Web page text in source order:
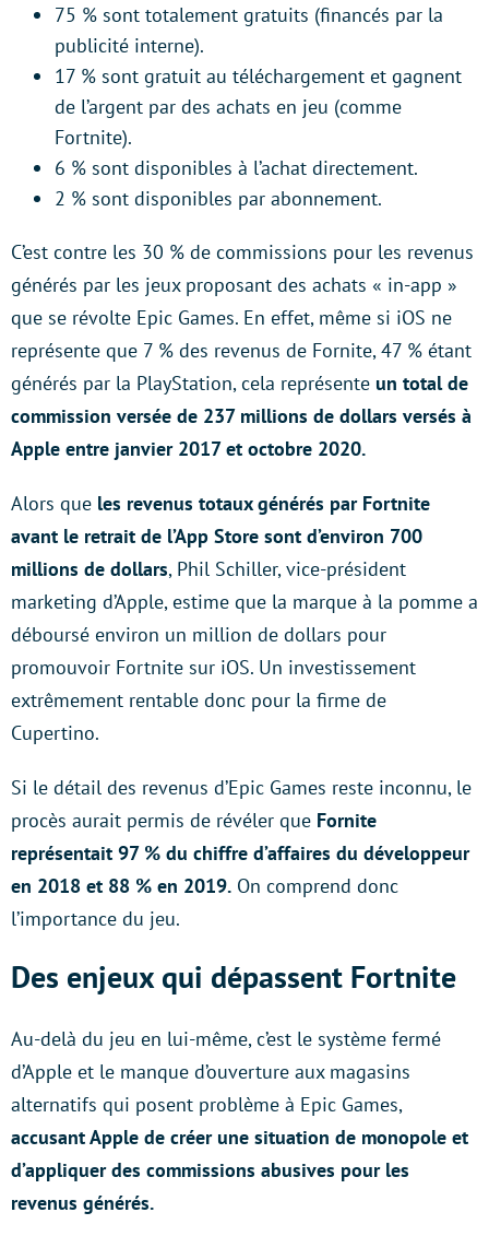
75 % sont totalement gratuits (financés par la
publicité interne).
17 % sont gratuit au téléchargement et gagnent
de l’argent par des achats en jeu (comme
Fortnite).
6 % sont disponibles à l’achat directement.
2 % sont disponibles par abonnement.
C’est contre les 30 % de commissions pour les revenus
générés par les jeux proposant des achats « in-app »
que se révolte Epic Games. En effet, même si iOS ne
représente que 7 % des revenus de Fornite, 47 % étant
générés par la PlayStation, cela représente un total de
commission versée de 237 millions de dollars versés à
Apple entre janvier 2017 et octobre 2020.
Alors que les revenus totaux générés par Fortnite
avant le retrait de l’App Store sont d’environ 700
millions de dollars, Phil Schiller, vice-président
marketing d’Apple, estime que la marque à la pomme a
déboursé environ un million de dollars pour
promouvoir Fortnite sur iOS. Un investissement
extrêmement rentable donc pour la firme de
Cupertino.
Si le détail des revenus d’Epic Games reste inconnu, le
procès aurait permis de révéler que Fornite
représentait 97 % du chiffre d’affaires du développeur
en 2018 et 88 % en 2019. On comprend donc
l’importance du jeu.
Des enjeux qui dépassent Fortnite
Au-delà du jeu en lui-même, c’est le système fermé
d’Apple et le manque d’ouverture aux magasins
alternatifs qui posent problème à Epic Games,
accusant Apple de créer une situation de monopole et
d’appliquer des commissions abusives pour les
revenus générés.